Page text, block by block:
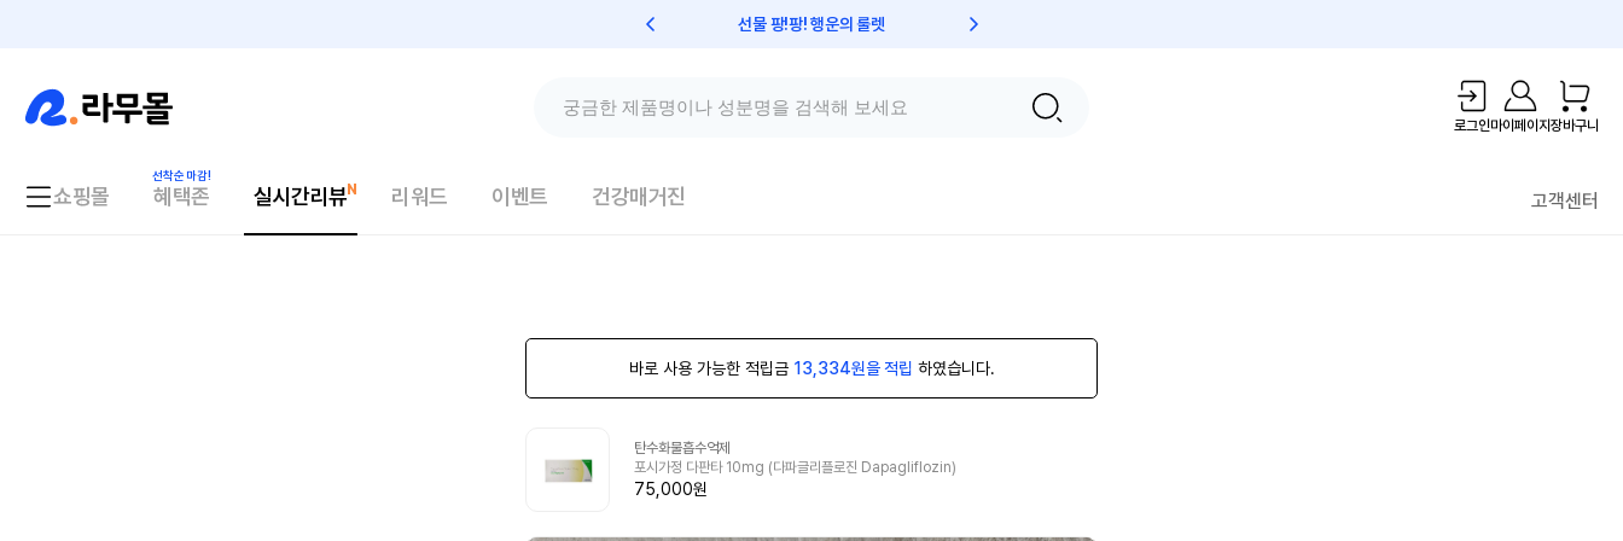
선물 팡!팡! 행운의 룰렛
로그인마이페이지장바구니
쇼핑몰 혜택존 실시간리뷰 리워드 이벤트 건강매거진 고객센터
바로 사용 가능한 적립금 13,334원을 적립 하였습니다.
탄수화물흡수억제
포시가정 다판타 10mg (다파글리플로진 Dapagliflozin)
75,000원